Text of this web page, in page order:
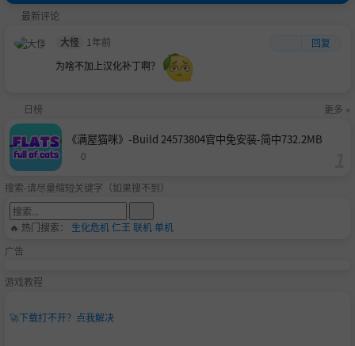
最新评论
大怪
1年前
回复
为啥不加上汉化补丁啊？
日榜 更多 »
《满屋猫咪》-Build 24573804官中免安装-简中732.2MB
0
搜索-请尽量缩短关键字（如果搜不到）
🔥 热门搜索： 生化危机仁王 联机单机
广告
游戏教程
🚀下载打不开？点我解决